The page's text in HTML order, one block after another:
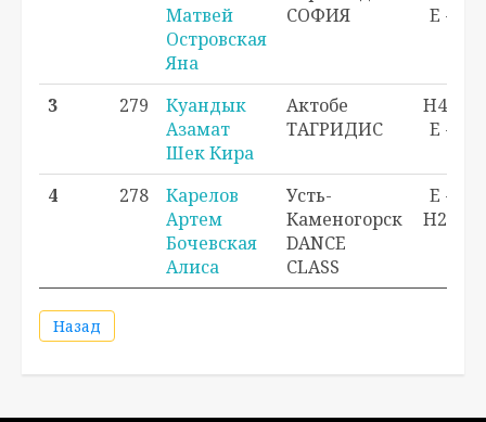
Матвей
Островская
Яна
СОФИЯ
E - 1
3 279
Куандык
Азамат
Шек Кира
Актобе
ТАГРИДИС
H4 - 1
E - 2
4 278
Карелов
Артем
Бочевская
Алиса
Усть-
Каменогорск
DANCE
CLASS
E - 3
H2 - 1
Назад